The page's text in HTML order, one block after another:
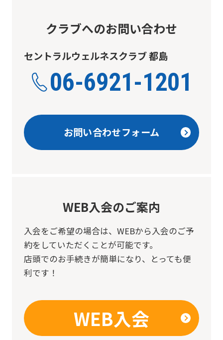
クラブへのお問い合わせ
セントラルウェルネスクラブ 都島
06-6921-1201
お問い合わせフォーム
WEB入会のご案内
入会をご希望の場合は、 WEBから入会のご予
約をしていただくことが可能です。
店頭でのお手続きが簡単になり、とっても便
利です！
WEB入会